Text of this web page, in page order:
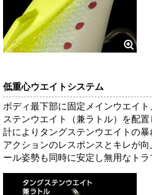
低重心ウエイトシステム
ボディ最下部に固定メインウエイ
ステンウエイト（兼ラトル）を配
計によりタングステンウエイトの暴
アクションのレスポンスとキレが
ール姿勢も同時に安定し無用なトラ